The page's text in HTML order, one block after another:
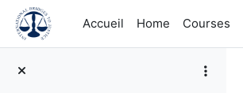
Passer au contenu principal
Accueil
Home Courses